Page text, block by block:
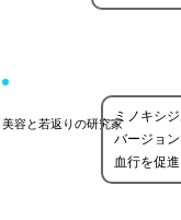
美容と若返りの研究家ミノキシ
バージョ
血行を促